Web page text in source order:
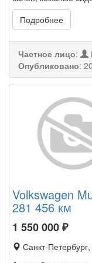
Подробнее
Частное лицо:
Опубликовано:
Volkswagen
281 456 км
1 550 000₽
Санкт-